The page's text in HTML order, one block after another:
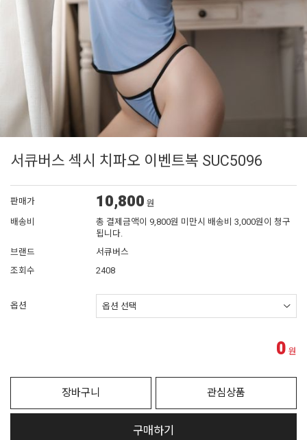
서큐버스 섹시 치파오 이벤트복 SUC5096
판매가 10,800 원
배송비
총 결제금액이 9,800원 미만시 배송비 3,000원이 청구
됩니다.
브랜드
서큐버스
조회수
2408
옵션
0 원
장바구니 관심상품
구매하기